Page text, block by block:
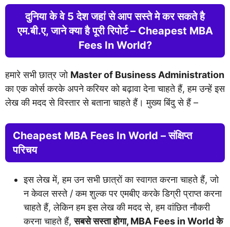
दुनिया के वे 5 देश जहां से आप सस्ते मे कर सकते है
एम.बी.ए, जाने क्या है पूरी रिपोर्ट – Cheapest MBA
Fees In World?
हमारे सभी छात्र जो Master of Business Administration
का एक कोर्स करके अपने करियर को बढ़ावा देना चाहते हैं, हम उन्हें इस
लेख की मदद से विस्तार से बताना चाहते हैं। मुख्य बिंदु से हैं –
Cheapest MBA Fees In World – संक्षिप्त
परिचय
इस लेख में, हम उन सभी छात्रों का स्वागत करना चाहते हैं, जो
न केवल सस्ते / कम शुल्क पर एमबीए करके डिग्री प्राप्त करना
चाहते हैं, लेकिन हम इस लेख की मदद से, हम वांछित नौकरी
करना चाहते हैं,सबसे सस्ता होगा, MBA Fees in World के